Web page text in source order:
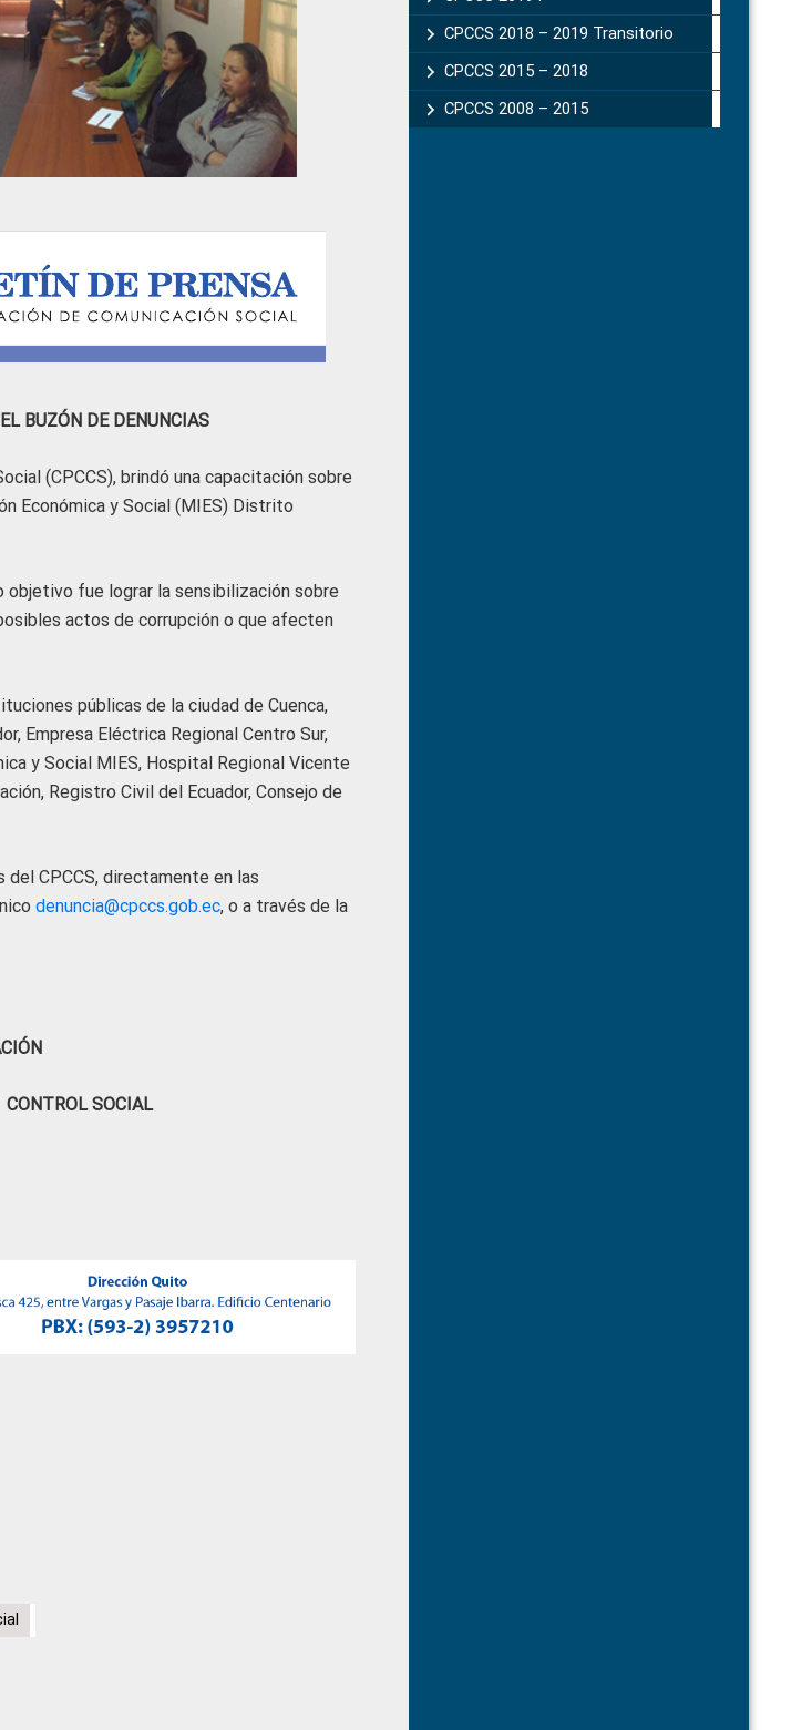
BUZÓN DE DENUNCIAS
(CPCCS), brindó una capacitación sobre
Económica y Social (MIES) Distrito
fue lograr la sensibilización sobre
actos de corrupción o que afecten
públicas de la ciudad de Cuenca,
Empresa Eléctrica Regional Centro Sur,
y Social MIES, Hospital Regional Vicente
Registro Civil del Ecuador, Consejo de
del CPCCS, directamente en las
denuncia@cpccs.gob.ec, o a través de la
SOCIAL
CPCCS 2018 – 2019 Transitorio
CPCCS 2015 – 2018
CPCCS 2008 – 2015